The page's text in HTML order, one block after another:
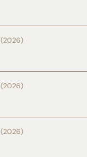
(2026)
(2026)
(2026)